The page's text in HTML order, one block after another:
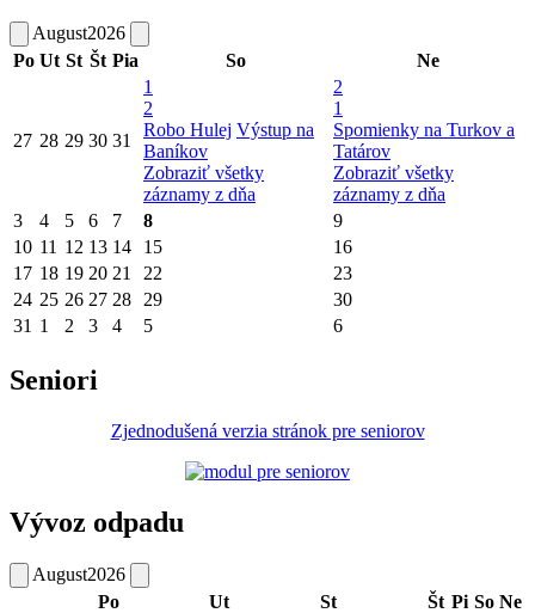
August2026
Po Ut St Št Pia So Ne
27 28 29 30 31
1
2
Robo Hulej Výstup na
Baníkov
Zobraziť všetky
záznamy z dňa
2
1
Spomienky na Turkov a
Tatárov
Zobraziť všetky
záznamy z dňa
3
4 5 6 7 8
9
10 11 12 13 14 15
16
17 18 19 20 21 22
23
24 25 26 27 28 29
30
31 1 2 3 4 5 6
Seniori
Zjednodušená verzia stránok pre seniorov
Vývoz odpadu
August2026
Po
Ut St Št Pi So Ne